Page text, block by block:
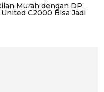
Murah dengan DP
United C2000 Bisa Jadi